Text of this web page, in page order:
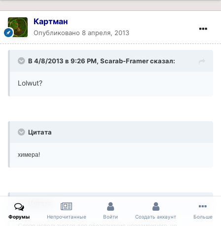
Картман
Опубликовано 8 апреля, 2013
В 4/8/2013 в 9:26 PM, Scarab-Framer сказал:
Lolwut?
Цитата
химера!
Форумы Непрочитанные Войти Создать аккаунт Больше